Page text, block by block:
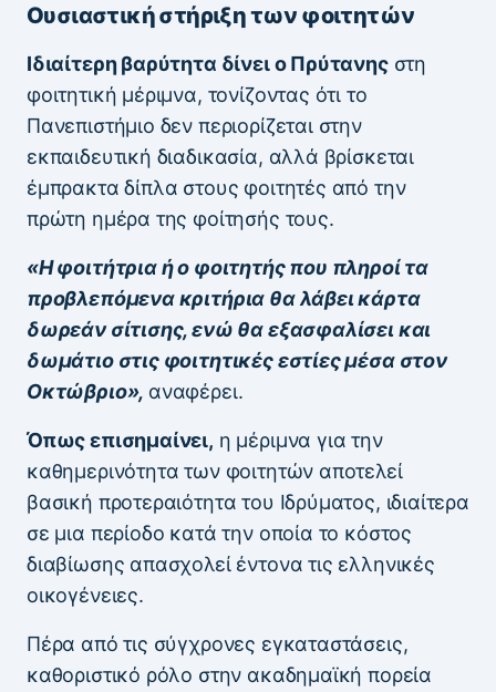
Ουσιαστική στήριξη των φοιτητών
Ιδιαίτερη βαρύτητα δίνει ο Πρύτανηςστη
φοιτητική μέριμνα, τονίζοντας ότι το
Πανεπιστήμιο δεν περιορίζεται στην
εκπαιδευτική διαδικασία, αλλά βρίσκεται
έμπρακτα δίπλα στους φοιτητές από την
πρώτη ημέρα της φοίτησής τους.
«Η φοιτήτρια ή ο φοιτητής που πληροί τα
προβλεπόμενα κριτήρια θα λάβει κάρτα
δωρεάν σίτισης, ενώ θα εξασφαλίσει και
δωμάτιο στις φοιτητικές εστίες μέσα στον
Οκτώβριο», αναφέρει.
Όπως επισημαίνει, η μέριμνα για την
καθημερινότητα των φοιτητών αποτελεί
βασική προτεραιότητα του Ιδρύματος, ιδιαίτερα
σε μια περίοδο κατά την οποία το κόστος
διαβίωσης απασχολεί έντονα τις ελληνικές
οικογένειες.
Πέρα από τις σύγχρονες εγκαταστάσεις,
καθοριστικό ρόλο στην ακαδημαϊκή πορεία